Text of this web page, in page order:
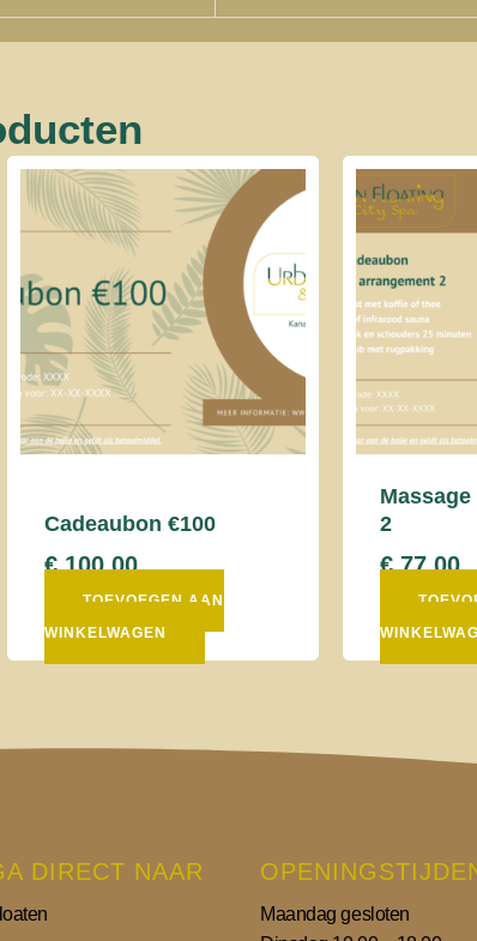
Cadeaubon €100
€100,00
TOEVOEGEN AAN
WINKELWAGEN
2
€77,00
DIRECT NAAR
Maandag gesloten